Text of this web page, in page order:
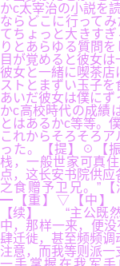
かc太宰治の小説を
ならどこに行って
てちょっと大きす
りとあらゆる質問を
目が覚めると彼女
彼女と一緒に喫茶店
ストとまずい玉子
あいだ彼女は僕に
かc高校時代の成績
とはあるかc等等。
これからそろそろ
った。【提】☉【
栈，一般世家可真
点，这长安书院供
之食赠予卫兄。”
━【重】▽【中】
【续】 “主公既然
中，那样一来，便没
肆迁徙，甚至频频调
注意，而我等则派